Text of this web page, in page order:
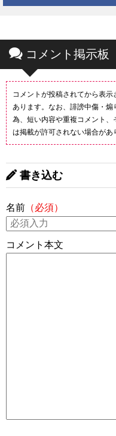
コメント掲示板
コメントが投稿されてから表
あります。なお、誹謗中傷・
為、短い内容や重複コメント
は掲載が許可されない場合があ
書き込む
名前 （必須）
コメント本文